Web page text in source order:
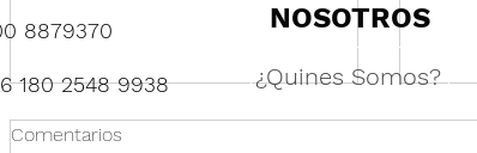
Comentarios
8879370
180 2548 9938
NOSOTROS
¿Quines Somos?